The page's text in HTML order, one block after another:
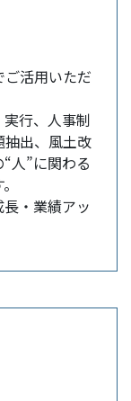
ご活用いただ
行、人事制
出、風土改
人”に関わる
・業績アッ